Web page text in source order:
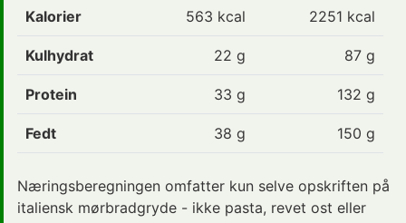
Kalorier 563 kcal 2251 kcal
Kulhydrat 22 g 87 g
Protein 33 g 132 g
Fedt 38 g 150 g
Næringsberegningen omfatter kun selve opskriften på
italiensk mørbradgryde - ikke pasta, revet ost eller